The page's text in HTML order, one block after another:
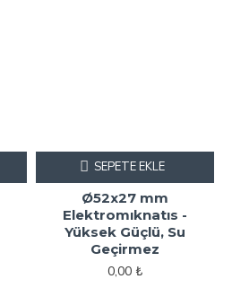
Ø52x27 mm
Elektromıknatıs -
Yüksek Güçlü, Su
Geçirmez
0,00 ₺
SEPETE EKLE